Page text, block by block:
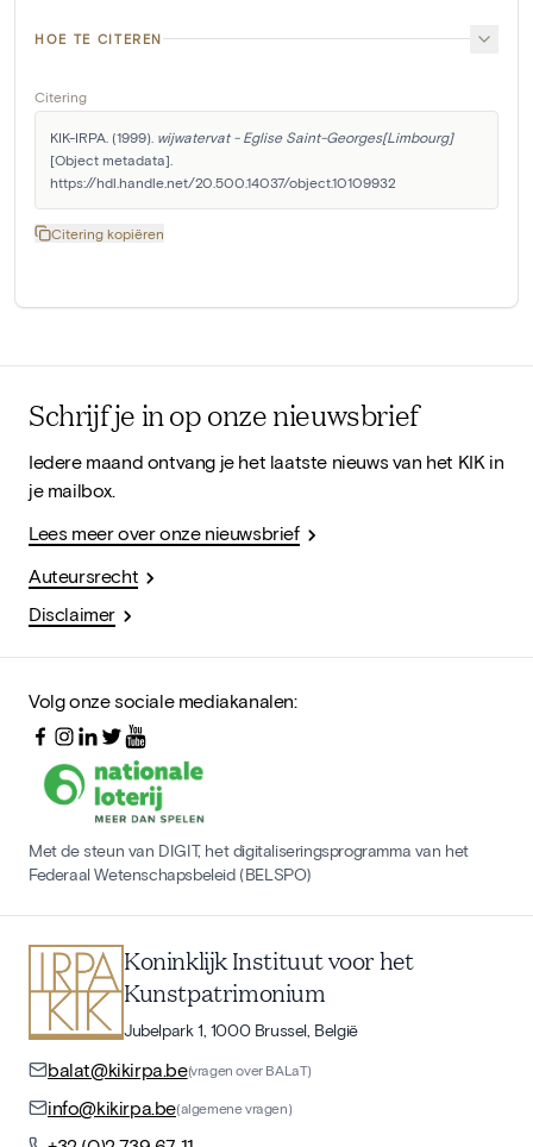
HOE TE CITEREN
Citering
KIK-IRPA. (1999). wijwatervat - Eglise Saint-Georges[Limbourg]
[Object metadata].
https://hdl.handle.net/20.500.14037/object.10109932
Citering kopiëren
Schrijf je in op onze nieuwsbrief
Iedere maand ontvang je het laatste nieuws van het KIK in
je mailbox.
Lees meer over onze nieuwsbrief
Auteursrecht
Disclaimer
Volg onze sociale mediakanalen:
Met de steun van DIGIT, het digitaliseringsprogramma van het
Federaal Wetenschapsbeleid (BELSPO)
Koninklijk Instituut voor het
Kunstpatrimonium
Jubelpark 1, 1000 Brussel, België
balat@kikirpa.be(vragen over BALaT)
info@kikirpa.be(algemene vragen)